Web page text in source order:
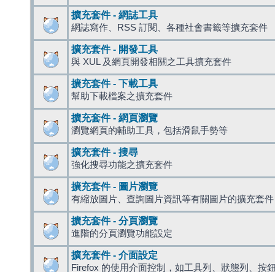
擴充套件 - 網誌工具
網誌寫作、RSS 訂閱、各種社會書籤等擴充套件
擴充套件 - 開發工具
與 XUL 及網頁開發相關之工具擴充套件
擴充套件 - 下載工具
幫助下載檔案之擴充套件
擴充套件 - 網頁瀏覽
瀏覽網頁的輔助工具，包括滑鼠手勢等
擴充套件 - 搜尋
強化搜尋功能之擴充套件
擴充套件 - 圖片瀏覽
有縮放圖片、查詢圖片資訊等有關圖片的擴充套件
擴充套件 - 分頁瀏覽
進階的分頁瀏覽功能設定
擴充套件 - 介面設定
Firefox 的使用介面控制，如工具列、狀態列、按